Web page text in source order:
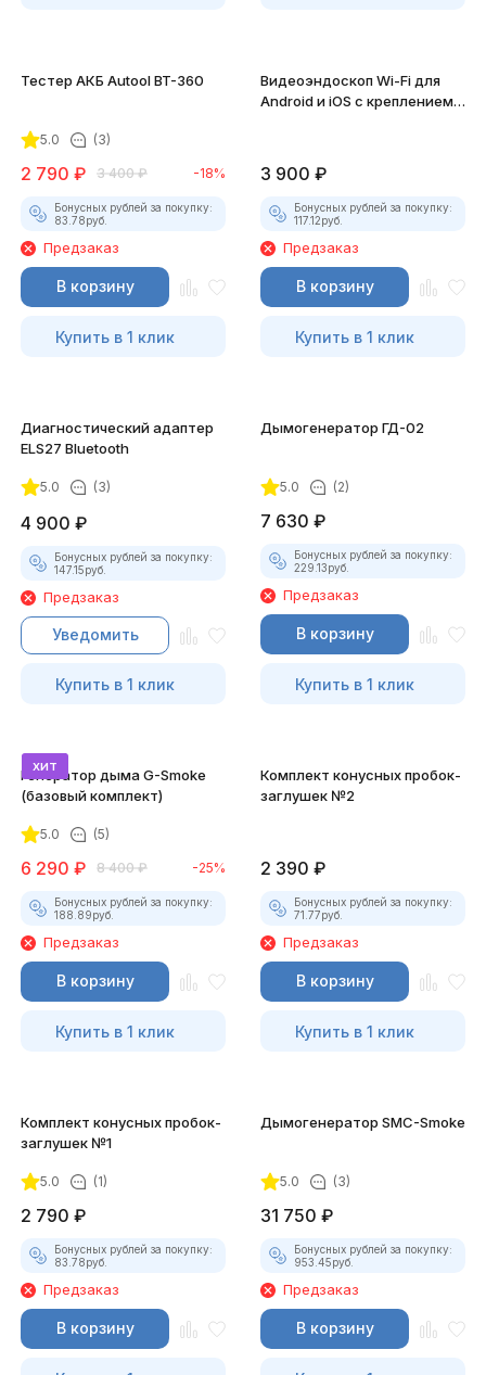
Тестер АКБ Autool BT-360
5.0 (3)
2 790 ₽ 3 400 ₽ -18%
Бонусных рублей за покупку:
83.78руб.
Предзаказ
В корзину
Купить в 1 клик
Видеоэндоскоп Wi-Fi для
Android и iOS с креплением
3 900 ₽
Бонусных рублей за покупку:
117.12руб.
Предзаказ
В корзину
Купить в 1 клик
Диагностический адаптер
ELS27 Bluetooth
5.0 (3)
4 900 ₽
Бонусных рублей за покупку:
147.15руб.
Предзаказ
Уведомить
Купить в 1 клик
Дымогенератор ГД-02
5.0 (2)
7 630 ₽
Бонусных рублей за покупку:
229.13руб.
Предзаказ
В корзину
Купить в 1 клик
хит
Генератор дыма G-Smoke
(базовый комплект)
5.0 (5)
6 290 ₽ 8 400 ₽ -25%
Бонусных рублей за покупку:
188.89руб.
Предзаказ
В корзину
Купить в 1 клик
Комплект конусных пробок-
заглушек №2
2 390 ₽
Бонусных рублей за покупку:
71.77руб.
Предзаказ
В корзину
Купить в 1 клик
Комплект конусных пробок-
заглушек №1
5.0 (1)
2 790 ₽
Бонусных рублей за покупку:
83.78руб.
Предзаказ
В корзину
Дымогенератор SMC-Smoke
5.0 (3)
31 750 ₽
Бонусных рублей за покупку:
953.45руб.
Предзаказ
В корзину